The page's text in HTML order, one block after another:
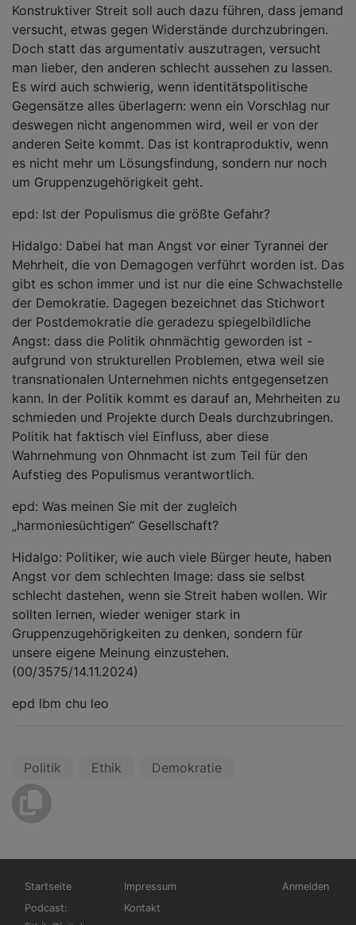
Konstruktiver Streit soll auch dazu führen, dass jemand
versucht, etwas gegen Widerstände durchzubringen.
Doch statt das argumentativ auszutragen, versucht
man lieber, den anderen schlecht aussehen zu lassen.
Es wird auch schwierig, wenn identitätspolitische
Gegensätze alles überlagern: wenn ein Vorschlag nur
deswegen nicht angenommen wird, weil er von der
anderen Seite kommt. Das ist kontraproduktiv, wenn
es nicht mehr um Lösungsfindung, sondern nur noch
um Gruppenzugehörigkeit geht.
epd: Ist der Populismus die größte Gefahr?
Hidalgo: Dabei hat man Angst vor einer Tyrannei der
Mehrheit, die von Demagogen verführt worden ist. Das
gibt es schon immer und ist nur die eine Schwachstelle
der Demokratie. Dagegen bezeichnet das Stichwort
der Postdemokratie die geradezu spiegelbildliche
Angst: dass die Politik ohnmächtig geworden ist -
aufgrund von strukturellen Problemen, etwa weil sie
transnationalen Unternehmen nichts entgegensetzen
kann. In der Politik kommt es darauf an, Mehrheiten zu
schmieden und Projekte durch Deals durchzubringen.
Politik hat faktisch viel Einfluss, aber diese
Wahrnehmung von Ohnmacht ist zum Teil für den
Aufstieg des Populismus verantwortlich.
epd: Was meinen Sie mit der zugleich
„harmoniesüchtigen“ Gesellschaft?
Hidalgo: Politiker, wie auch viele Bürger heute, haben
Angst vor dem schlechten Image: dass sie selbst
schlecht dastehen, wenn sie Streit haben wollen. Wir
sollten lernen, wieder weniger stark in
Gruppenzugehörigkeiten zu denken, sondern für
unsere eigene Meinung einzustehen.
(00/3575/14.11.2024)
epd lbm chu leo
Politik Ethik Demokratie
Hauptnavigation
Startseite
Podcast:
Fußbereichsmenü
Impressum
Kontakt
Anmelden